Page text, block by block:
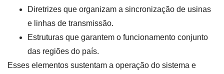
Diretrizes que organizam a sincronização de usinas
e linhas de transmissão.
Estruturas que garantem o funcionamento conjunto
das regiões do país.
Esses elementos sustentam a operação do sistema e